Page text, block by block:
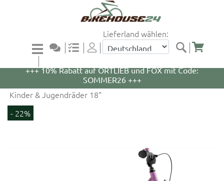
Lieferland wählen:
+++ 5% Rabatt auf WOOM Bikes und Zubehör mit
+++ 10% Rabatt auf ORTLIEB und FOX mit Code:
SOMMER26 +++
Kinder & Jugendräder 18"
- 22%